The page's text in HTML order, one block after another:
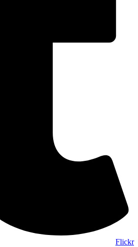
Flickr